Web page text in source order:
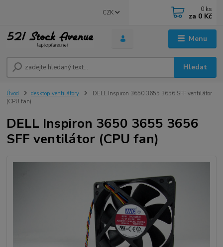
Menu
CZK
Hledat
0 ks
za 0 Kč
Úvod desktop ventilátory
DELL Inspiron 3650 3655 3656 SFF ventilátor
(CPU fan)
DELL Inspiron 3650 3655 3656
SFF ventilátor (CPU fan)